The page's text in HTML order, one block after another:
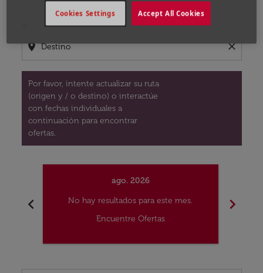
location_on close
Por favor, intente actualizar su ruta
(origen y / o destino) o interactúe
con fechas individuales a
continuación para encontrar
ofertas.
chevron_left
ago. 2026
No hay resultados para este mes.
Encuentre Ofertas
chevron_right
Accept All Cookies
Cookies Settings